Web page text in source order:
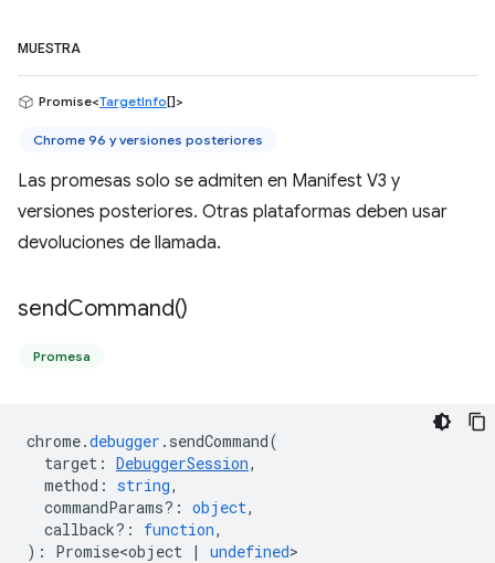
MUESTRA
Promise<TargetInfo[]>
Chrome 96 y versiones posteriores
Las promesas solo se admiten en Manifest V3 y
versiones posteriores. Otras plataformas deben usar
devoluciones de llamada.
sendCommand()
Promesa
chrome.debugger . sendCommand(
target : DebuggerSession,
method : string,
commandParams? : object,
callback? : function,
) : Promise<object | undefined>